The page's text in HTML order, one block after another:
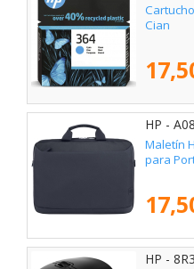
Cian
HP -
Maletín
para
HP -